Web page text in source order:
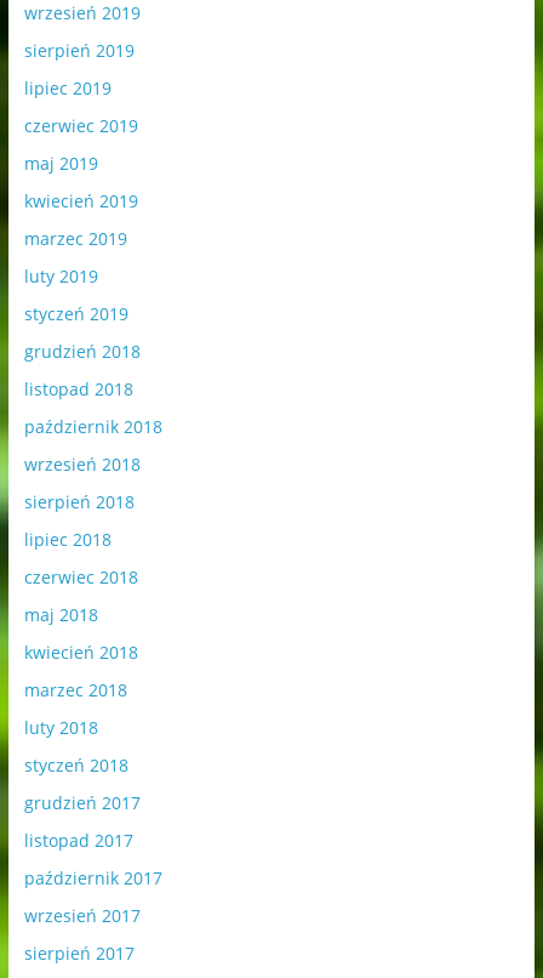
wrzesień 2019
sierpień 2019
lipiec 2019
czerwiec 2019
maj 2019
kwiecień 2019
marzec 2019
luty 2019
styczeń 2019
grudzień 2018
listopad 2018
październik 2018
wrzesień 2018
sierpień 2018
lipiec 2018
czerwiec 2018
maj 2018
kwiecień 2018
marzec 2018
luty 2018
styczeń 2018
grudzień 2017
listopad 2017
październik 2017
wrzesień 2017
sierpień 2017